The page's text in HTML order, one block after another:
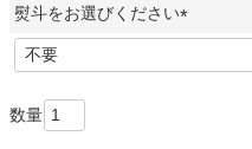
)
熨斗をお選びください
必